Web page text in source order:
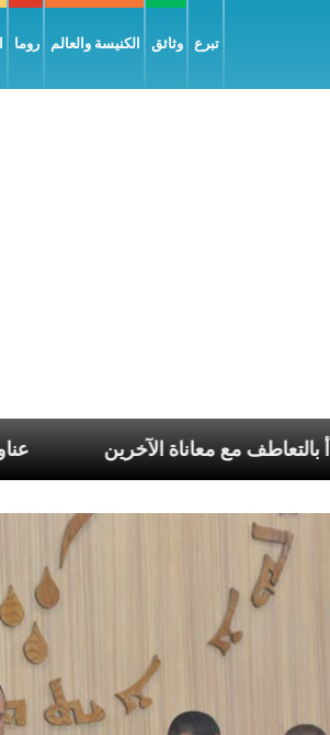
روما الكنيسة والعالم وثائق تبرع
السلام يبدأ بالتعاطف مع معاناة الآخرين